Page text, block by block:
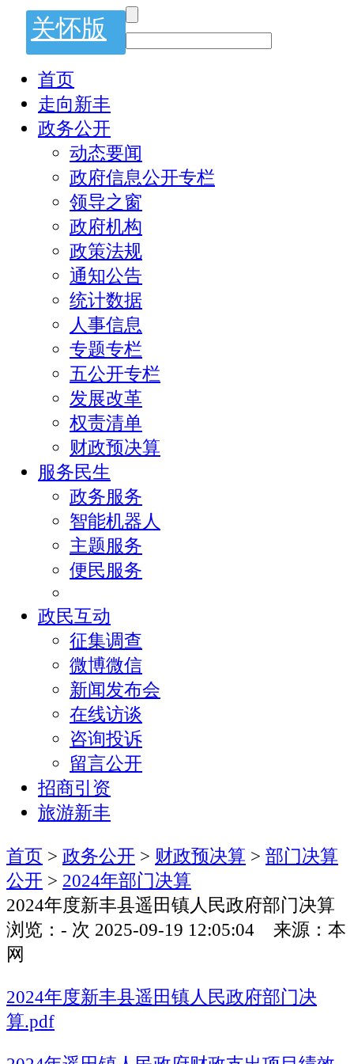
关怀版
首页
走向新丰
政务公开
动态要闻
政府信息公开专栏
领导之窗
政府机构
政策法规
通知公告
统计数据
人事信息
专题专栏
五公开专栏
发展改革
权责清单
财政预决算
服务民生
政务服务
智能机器人
主题服务
便民服务
政民互动
征集调查
微博微信
新闻发布会
在线访谈
咨询投诉
留言公开
招商引资
旅游新丰
首页 > 政务公开 > 财政预决算 > 部门决算
公开 > 2024年部门决算
2024年度新丰县遥田镇人民政府部门决算
浏览： - 次 2025-09-19 12:05:04 来源：本
网
2024年度新丰县遥田镇人民政府部门决
算.pdf